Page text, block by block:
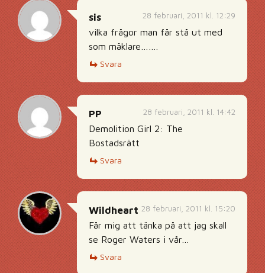
28 februari, 2011 kl. 12:29
sis
vilka frågor man får stå ut med
som mäklare…….
Svara
28 februari, 2011 kl. 14:42
PP
Demolition Girl 2: The
Bostadsrätt
Svara
28 februari, 2011 kl. 15:20
Wildheart
Får mig att tänka på att jag skall
se Roger Waters i vår…
Svara